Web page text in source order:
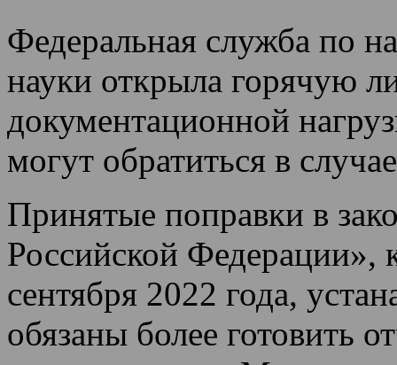
Федеральная служба по
науки открыла горячую
документационной
могут обратиться в
Принятые поправки в
Российской Федерации»,
сентября 2022 года,
обязаны более готовить